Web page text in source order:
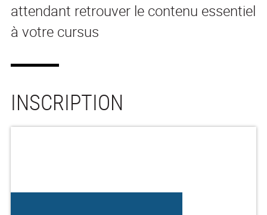
attendant retrouver le contenu essentiel
à votre cursus
INSCRIPTION